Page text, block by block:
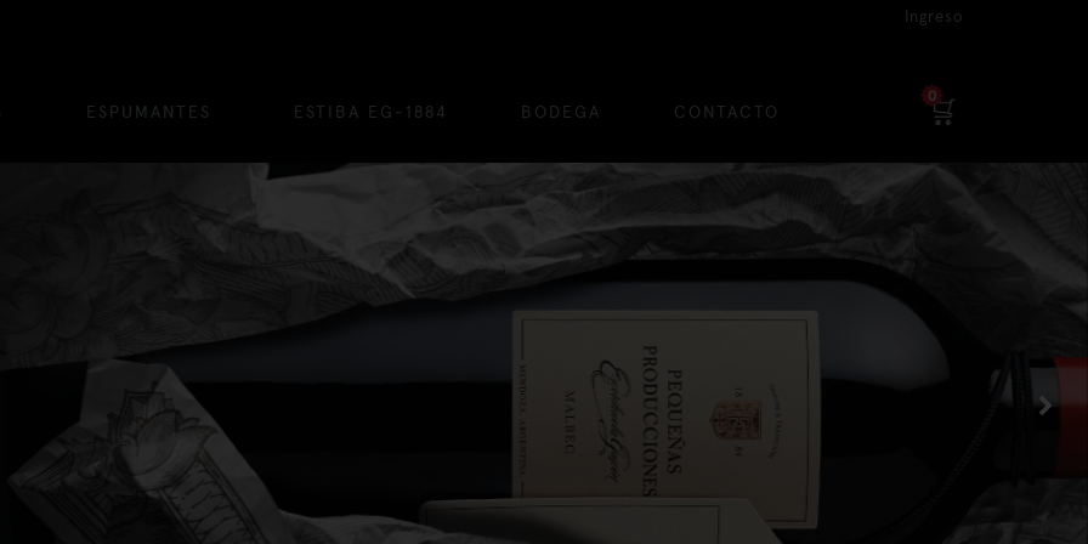
Ingreso
ESPUMANTES ESTIBA EG-1884 BODEGA CONTACTO
0